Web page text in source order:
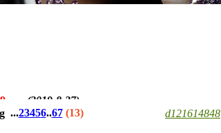
(2019-8-27)
(2018-12-21)
...23456..67 (13) d121614848